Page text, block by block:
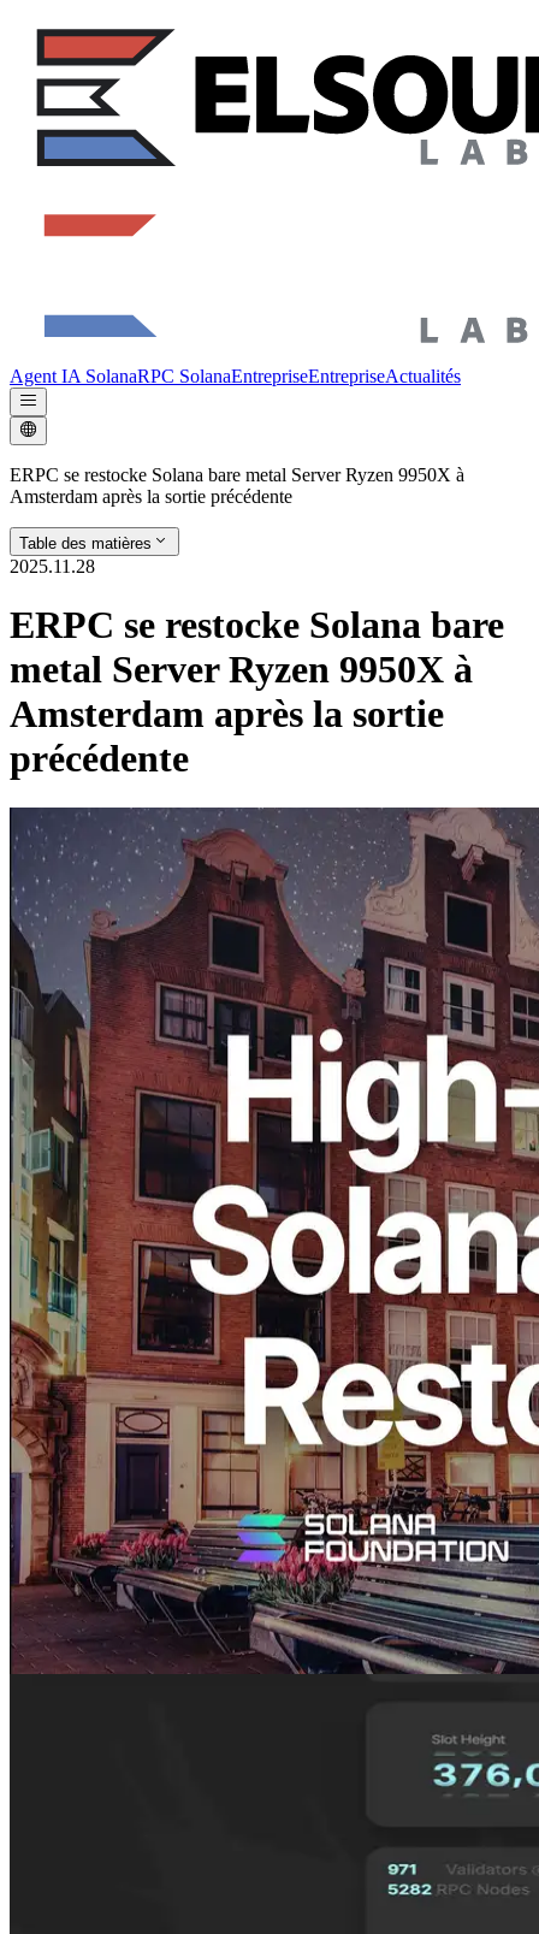
Agent IA SolanaRPC SolanaEntrepriseEntrepriseActualités
ERPC se restocke Solana bare metal Server Ryzen 9950X à
Amsterdam après la sortie précédente
Table des matières
2025.11.28
ERPC se restocke Solana bare
metal Server Ryzen 9950X à
Amsterdam après la sortie
précédente
ERPC, exploités par ELSOUL LABO B.V. (Siège: Amsterdam,
Pays-Bas, PDG: Fumitake Kawasaki) et Validators DAO, annonce
que la haute performance Solana nu-métal configuration de
serveur.Ryzen 9950X / 192 Go / 1TB×2 NVMe. La même
configuration s'est vendue précédemment, et ce
réapprovisionnement répond directement à de nombreuses
demandes de nos utilisateurs.
Avec ce nouveau lot, l'infrastructure en bare metal haute
performance pour les applications Solana est de nouveau disponible
immédiatement à Amsterdam. Amsterdam reste l'un des sites de
réseau les plus importants d'Europe et est étroitement liée aux
principaux pôles de validation de Solana.
Amsterdam en tant que Hub réseau Core
Solana: Installé dans le Data Center avec
la deuxième plus haute densité de
validation